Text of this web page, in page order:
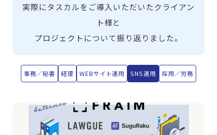
実際にタスカルをご導入いただいたクライアン
ト様と
プロジェクトについて振り返りました。
事務／秘書 経理 WEBサイト運用 SNS運用 採用／労務